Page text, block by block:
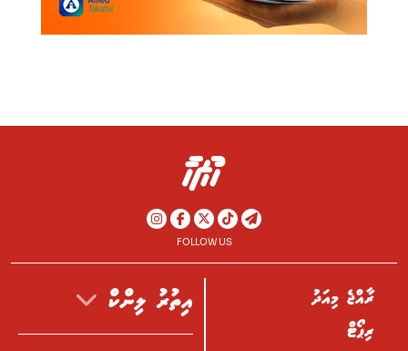
FOLLOW US
ރާއްޖެ މިއަދު
ރިޕޯޓް
އިތުރު ލިންކް